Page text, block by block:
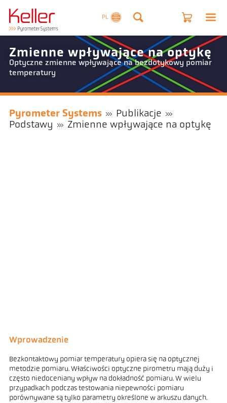
PL
Zmienne wpływające na optykę
Optyczne zmienne wpływające na bezdotykowy pomiar
temperatury
Pyrometer Systems
Publikacje
Podstawy
Zmienne wpływające na optykę
Wprowadzenie
Bezkontaktowy pomiar temperatury opiera się na optycznej
metodzie pomiaru. Właściwości optyczne pirometru mają duży i
często niedoceniany wpływ na dokładność pomiaru. W wielu
przypadkach podczas testowania niepewności pomiaru
porównywane są tylko parametry określone w arkuszu danych.